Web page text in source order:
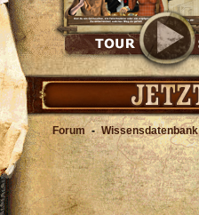
Forum - Wissensdatenbank